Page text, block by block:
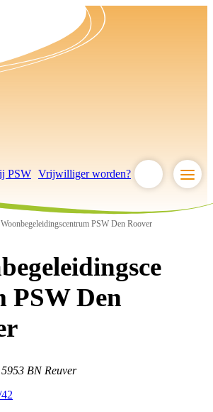
PSW Vrijwilliger worden?
Woonbegeleidingscentrum PSW Den Roover
PSW Den
BN Reuver